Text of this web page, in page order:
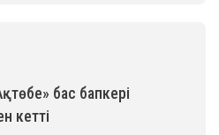
бас бапкері
кетті